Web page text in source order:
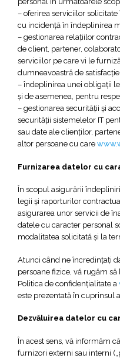
– oferirea serviciilor
cu incidenţă în îndeplinirea
– gestionarea relaţiilor
de client, partener,
serviciilor pe care vi le
dumneavoastră de
– îndeplinirea unei obligaţii
şi de asemenea, pentru
– gestionarea securităţii şi
securităţii sistemelelor IT
sau date ale clienţilor,
altor persoane cu care
Furnizarea datelor cu
În scopul asigurării
legii şi raporturilor
asigurarea unor servicii de
datele cu caracter personal
modalitatea solicitată şi la
Atunci când ne încredinţaţi
persoane fizice, vă rugăm
Politica de confidenţialitate a
este prezentată în cuprinsul
Dezvăluirea datelor cu
În acest sens, vă informăm
furnizori externi sau interni